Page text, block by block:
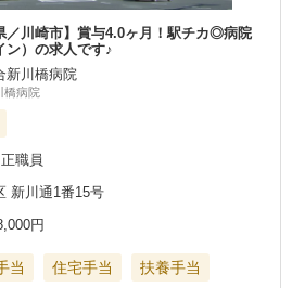
／川崎市】賞与4.0ヶ月！駅チカ◎病院
ン）の求人です♪
川橋病院
橋病院
職員
新川通1番15号
円
当 住宅手当
扶養手当